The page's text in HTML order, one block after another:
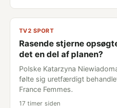
TV2 SPORT
Rasende stjerne
det en del af planen?
Polske Katarzyna
følte sig uretfærdigt
France Femmes.
17 timer siden